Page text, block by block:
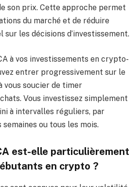
son prix. Cette approche permet
du marché et de réduire
sur les décisions d’investissement.
à vos investissements en crypto-
entrer progressivement sur le
vous soucier de timer
Vous investissez simplement
à intervalles réguliers, par
ou tous les mois.
est-elle particulièrement
en crypto ?